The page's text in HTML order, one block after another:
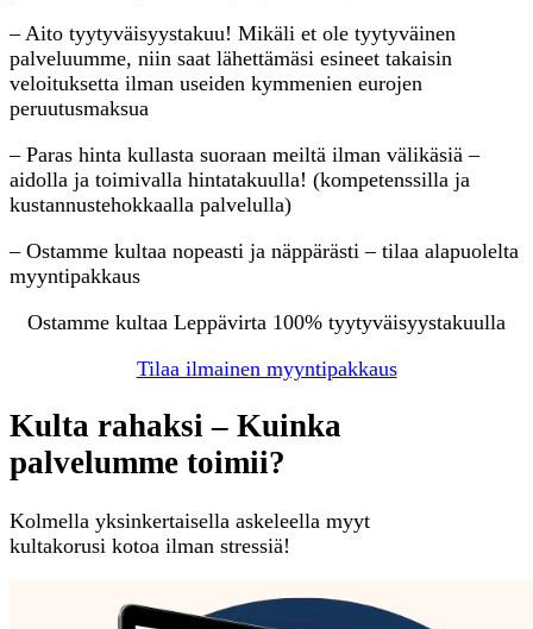
– Aito tyytyväisyystakuu! Mikäli et ole tyytyväinen
palveluumme, niin saat lähettämäsi esineet takaisin
veloituksetta ilman useiden kymmenien eurojen
peruutusmaksua
– Paras hinta kullasta suoraan meiltä ilman välikäsiä –
aidolla ja toimivalla hintatakuulla! (kompetenssilla ja
kustannustehokkaalla palvelulla)
– Ostamme kultaa nopeasti ja näppärästi – tilaa alapuolelta
myyntipakkaus
Ostamme kultaa Leppävirta 100% tyytyväisyystakuulla
Tilaa ilmainen myyntipakkaus
Kulta rahaksi – Kuinka
palvelumme toimii?
Kolmella yksinkertaisella askeleella myyt
kultakorusi kotoa ilman stressiä!